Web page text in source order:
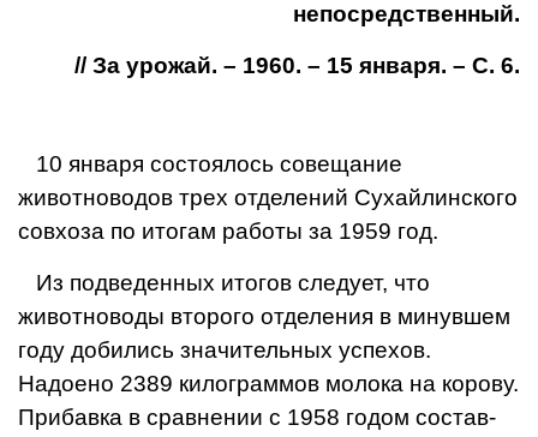
непосредственный.
// За урожай. – 1960. – 15 января. – С. 6.
10 января состоялось со­вещание
животноводов трех отделений Сухайлинского
совхоза по итогам работы за 1959 год.
Из подведенных итогов следует, что
животноводы второго отделения в минув­шем
году добились значи­тельных успехов.
Надоено 2389 килограммов молока на корову.
Прибавка в сравнении с 1958 годом состав­